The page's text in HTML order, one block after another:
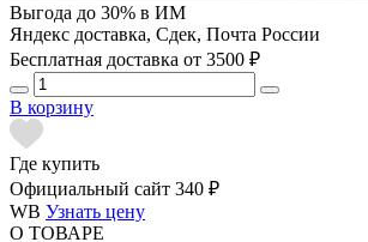
Выгода до 30% в ИМ
Яндекс доставка, Сдек, Почта России
Бесплатная доставка от 3500 ₽
В корзину
Где купить
Официальный сайт 340 ₽
WB Узнать цену
О ТОВАРЕ